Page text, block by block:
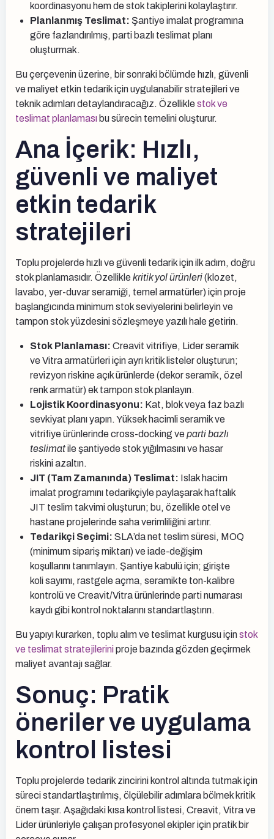
koordinasyonu hem de stok takiplerini kolaylaştırır.
Planlanmış Teslimat: Şantiye imalat programına
göre fazlandırılmış, parti bazlı teslimat planı
oluşturmak.
Bu çerçevenin üzerine, bir sonraki bölümde hızlı, güvenli
ve maliyet etkin tedarik için uygulanabilir stratejileri ve
teknik adımları detaylandıracağız. Özelliklestok ve
teslimat planlaması bu sürecin temelini oluşturur.
Ana İçerik: Hızlı,
güvenli ve maliyet
etkin tedarik
stratejileri
Toplu projelerde hızlı ve güvenli tedarik için ilk adım, doğru
stok planlamasıdır. Özelliklekritik yol ürünleri(klozet,
lavabo, yer-duvar seramiği, temel armatürler) için proje
başlangıcında minimum stok seviyelerini belirleyin ve
tampon stok yüzdesini sözleşmeye yazılı hale getirin.
Stok Planlaması: Creavit vitrifiye, Lider seramik
ve Vitra armatürleri için ayrı kritik listeler oluşturun;
revizyon riskine açık ürünlerde (dekor seramik, özel
renk armatür) ek tampon stok planlayın.
Lojistik Koordinasyonu: Kat, blok veya faz bazlı
sevkiyat planı yapın. Yüksek hacimli seramik ve
vitrifiye ürünlerinde cross-docking veparti bazlı
teslimatile şantiyede stok yığılmasını ve hasar
riskini azaltın.
JIT (Tam Zamanında) Teslimat: Islak hacim
imalat programını tedarikçiyle paylaşarak haftalık
JIT teslim takvimi oluşturun; bu, özellikle otel ve
hastane projelerinde saha verimliliğini artırır.
Tedarikçi Seçimi: SLA’da net teslim süresi, MOQ
(minimum sipariş miktarı) ve iade-değişim
koşullarını tanımlayın. Şantiye kabulü için; girişte
koli sayımı, rastgele açma, seramikte ton-kalibre
kontrolü ve Creavit/Vitra ürünlerinde parti numarası
kaydı gibi kontrol noktalarını standartlaştırın.
Bu yapıyı kurarken, toplu alım ve teslimat kurgusu içinstok
ve teslimat stratejileriniproje bazında gözden geçirmek
maliyet avantajı sağlar.
Sonuç: Pratik
öneriler ve uygulama
kontrol listesi
Toplu projelerde tedarik zincirini kontrol altında tutmak için
süreci standartlaştırılmış, ölçülebilir adımlara bölmek kritik
önem taşır. Aşağıdaki kısa kontrol listesi, Creavit, Vitra ve
Lider ürünleriyle çalışan profesyonel ekipler için pratik bir